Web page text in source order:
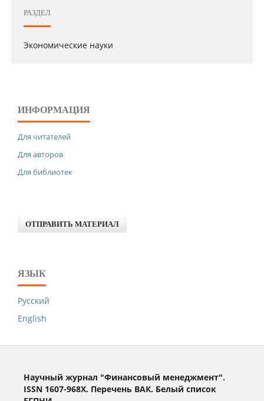
РАЗДЕЛ
Экономические науки
ИНФОРМАЦИЯ
Для читателей
Для авторов
Для библиотек
ОТПРАВИТЬ МАТЕРИАЛ
ЯЗЫК
Русский
English
Научный журнал "Финансовый менеджмент".
ISSN 1607-968X. Перечень ВАК. Белый список